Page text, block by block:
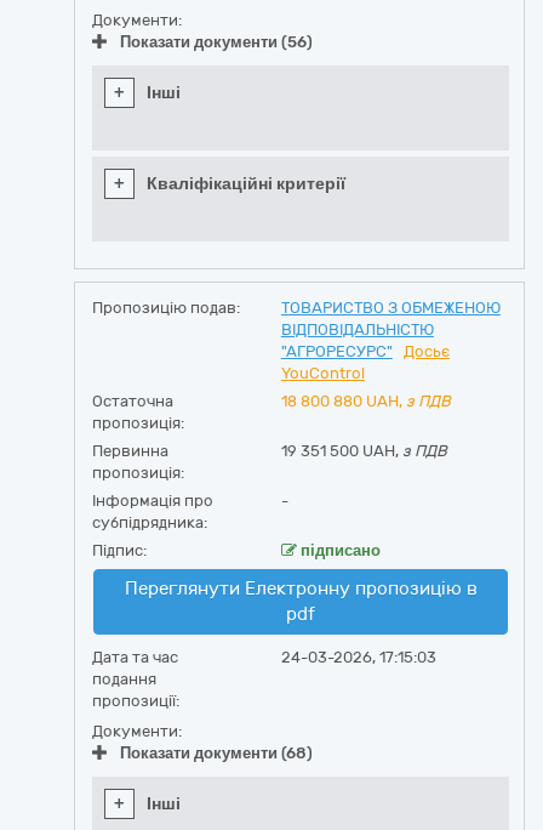
Документи:
Показати документи (56)
+ Інші
+ Кваліфікаційні критерії
Пропозицію подав:
ТОВАРИСТВО З ОБМЕЖЕНОЮ
ВІДПОВІДАЛЬНІСТЮ
"АГРОРЕСУРС"
Досьє
YouControl
Остаточна
пропозиція:
18 800 880 UAH, з ПДВ
Первинна
пропозиція:
19 351 500 UAH, з ПДВ
Інформація про
субпідрядника:
-
Підпис: підписано
Переглянути Електронну пропозицію в
pdf
Дата та час
подання
пропозиції:
24-03-2026, 17:15:03
Документи:
Показати документи (68)
+ Інші